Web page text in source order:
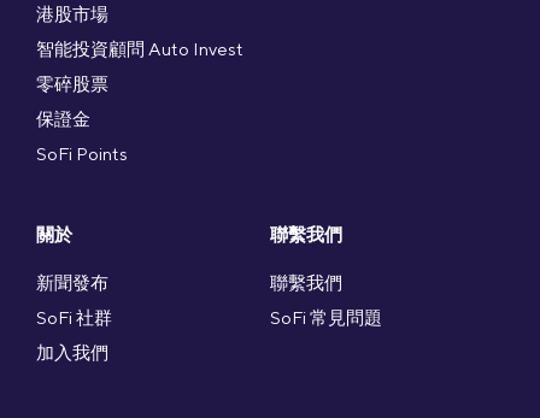
港股市場
智能投資顧問 Auto Invest
零碎股票
保證金
SoFi Points
關於
新聞發布
SoFi 社群
加入我們
聯繫我們
聯繫我們
SoFi 常見問題